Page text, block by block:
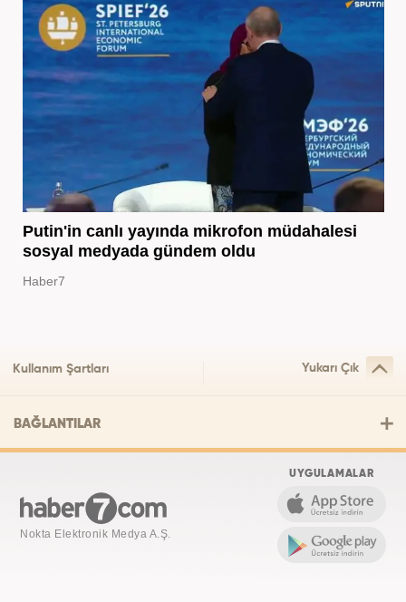
Putin'in canlı yayında mikrofon müdahalesi
sosyal medyada gündem oldu
Haber7
Kullanım Şartları Yukarı Çık
BAĞLANTILAR
Nokta Elektronik Medya A.Ş.
UYGULAMALAR